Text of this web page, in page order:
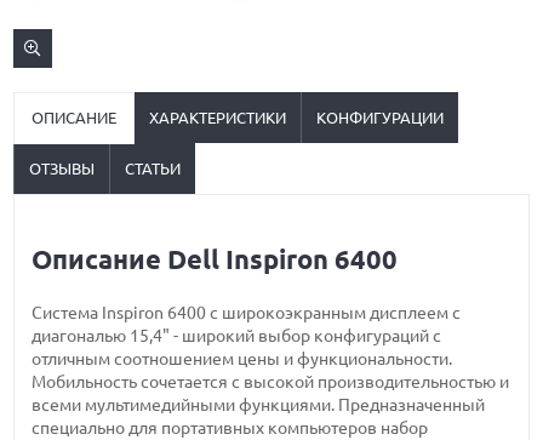
ОПИСАНИЕ ХАРАКТЕРИСТИКИ КОНФИГУРАЦИИ
ОТЗЫВЫ СТАТЬИ
Описание Dell Inspiron 6400
Система Inspiron 6400 с широкоэкранным дисплеем с
диагональю 15,4" - широкий выбор конфигураций с
отличным соотношением цены и функциональности.
Мобильность сочетается с высокой производительностью и
всеми мультимедийными функциями. Предназначенный
специально для портативных компьютеров набор